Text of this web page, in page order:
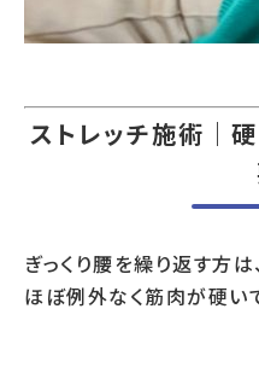
ストレッチ施術｜
ぎっくり腰を繰り返す方は
ほぼ例外なく筋肉が硬い